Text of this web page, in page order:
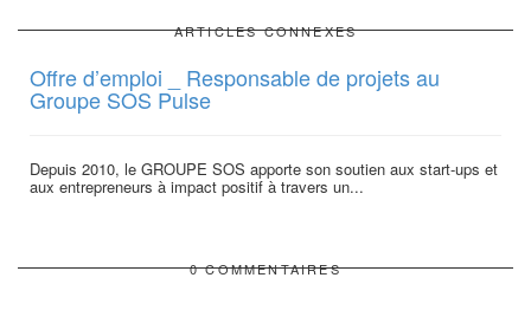
ARTICLES CONNEXES
Offre d’emploi _ Responsable de projets au
Groupe SOS Pulse
Depuis 2010, le GROUPE SOS apporte son soutien aux start-ups et
aux entrepreneurs à impact positif à travers un...
0 COMMENTAIRES